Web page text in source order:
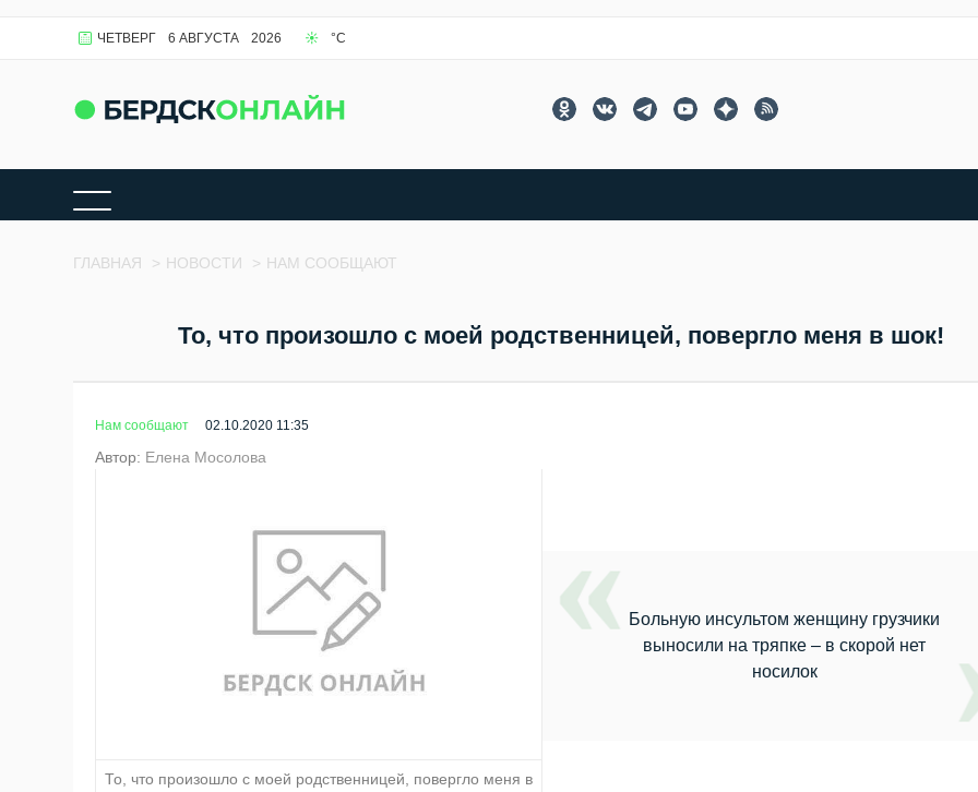
ЧЕТВЕРГ 6 АВГУСТА 2026 °C
ГЛАВНАЯ > НОВОСТИ > НАМ СООБЩАЮТ
То, что произошло с моей родственницей, повергло меня в шок!
Нам сообщают 02.10.2020 11:35
Автор: Елена Мосолова
То, что произошло с моей родственницей, повергло меня в
Больную инсультом женщину грузчики
выносили на тряпке – в скорой нет
носилок